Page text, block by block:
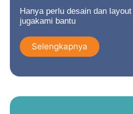
Hanya perlu desain dan
jugakami bantu
Selengkapnya